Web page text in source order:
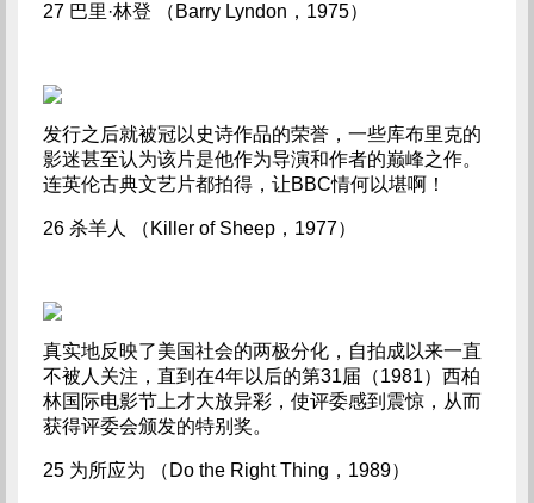
27 巴里·林登 （Barry Lyndon，1975）
发行之后就被冠以史诗作品的荣誉，一些库布里克的
影迷甚至认为该片是他作为导演和作者的巅峰之作。
连英伦古典文艺片都拍得，让BBC情何以堪啊！
26 杀羊人 （Killer of Sheep，1977）
真实地反映了美国社会的两极分化，自拍成以来一直
不被人关注，直到在4年以后的第31届（1981）西柏
林国际电影节上才大放异彩，使评委感到震惊，从而
获得评委会颁发的特别奖。
25 为所应为 （Do the Right Thing，1989）